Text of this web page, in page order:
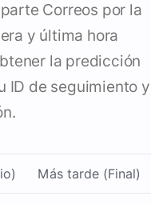
Correos por la
y última hora
la predicción
ID de seguimiento y
Más tarde (Final)